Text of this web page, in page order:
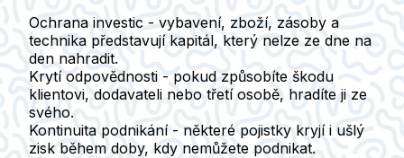
Ochrana investic - vybavení, zboží, zásoby a
technika představují kapitál, který nelze ze dne na
den nahradit.
Krytí odpovědnosti - pokud způsobíte škodu
klientovi, dodavateli nebo třetí osobě, hradíte ji ze
svého.
Kontinuita podnikání- některé pojistky kryjí i ušlý
zisk během doby, kdy nemůžete podnikat.